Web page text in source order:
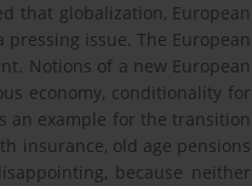
that globalization, European
issue. The European
Notions of a new European
economy, conditionality for
an example for the transition
insurance, old age pensions
because neither